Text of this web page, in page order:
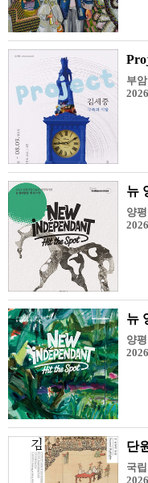
부
뉴
양
뉴
양
단
국